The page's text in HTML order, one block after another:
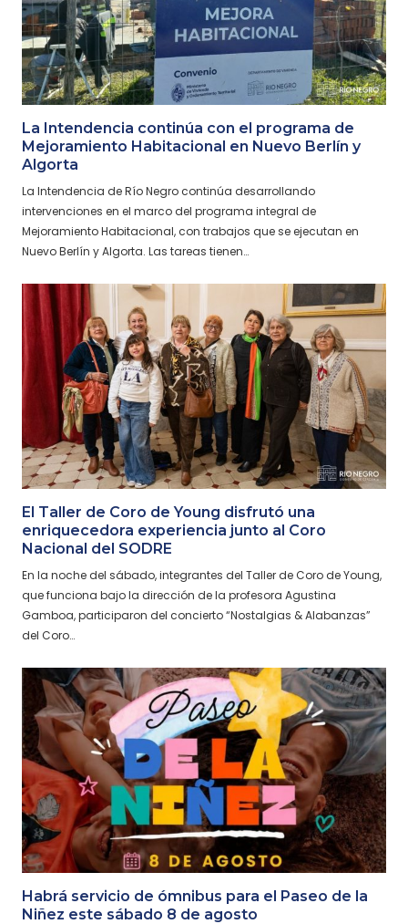
La Intendencia continúa con el programa de
Mejoramiento Habitacional en Nuevo Berlín y
Algorta
La Intendencia de Río Negro continúa desarrollando
intervenciones en el marco del programa integral de
Mejoramiento Habitacional, con trabajos que se ejecutan en
Nuevo Berlín y Algorta. Las tareas tienen…
El Taller de Coro de Young disfrutó una
enriquecedora experiencia junto al Coro
Nacional del SODRE
En la noche del sábado, integrantes del Taller de Coro de Young,
que funciona bajo la dirección de la profesora Agustina
Gamboa, participaron del concierto “Nostalgias & Alabanzas”
del Coro…
Habrá servicio de ómnibus para el Paseo de la
Niñez este sábado 8 de agosto